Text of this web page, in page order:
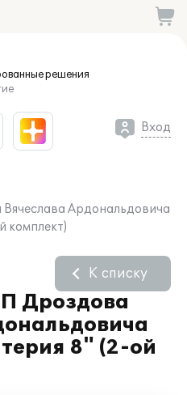
решения
Вход
Ардональдовича
комплект)
Дроздова
8" (2-ой
К списку